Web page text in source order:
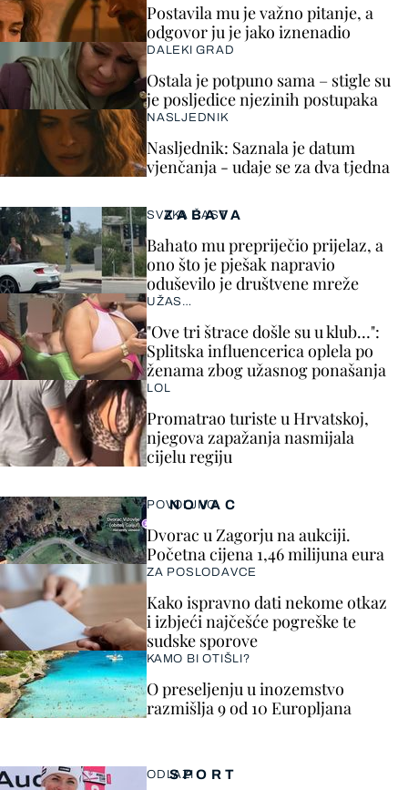
ZABAVA
SVAKA ČAST
Bahato mu prepriječio prijelaz, a
ono što je pješak napravio
oduševilo je društvene mreže
UŽAS…
"Ove tri štrace došle su u klub…":
Splitska influencerica oplela po
ženama zbog užasnog ponašanja
LOL
Promatrao turiste u Hrvatskoj,
njegova zapažanja nasmijala
cijelu regiju
SPORT
ODLAZI
Postavila mu je važno pitanje, a
odgovor ju je jako iznenadio
DALEKI GRAD
Ostala je potpuno sama – stigle su
je posljedice njezinih postupaka
NASLJEDNIK
Nasljednik: Saznala je datum
vjenčanja - udaje se za dva tjedna
NOVAC
POVOLJNO
Dvorac u Zagorju na aukciji.
Početna cijena 1,46 milijuna eura
ZA POSLODAVCE
Kako ispravno dati nekome otkaz
i izbjeći najčešće pogreške te
sudske sporove
KAMO BI OTIŠLI?
O preseljenju u inozemstvo
razmišlja 9 od 10 Europljana